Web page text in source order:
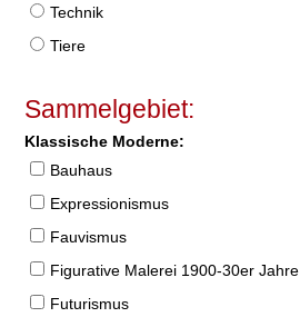
Technik
Tiere
Sammelgebiet:
Klassische Moderne:
Bauhaus
Expressionismus
Fauvismus
Figurative Malerei 1900-30er Jahre
Futurismus